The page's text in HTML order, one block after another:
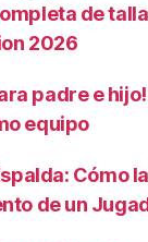
de
2026
padre e
equipo
Cómo
de un